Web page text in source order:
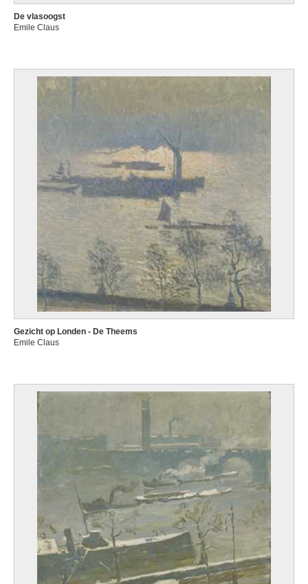
De vlasoogst
Emile Claus
Gezicht op Londen - De Theems
Emile Claus